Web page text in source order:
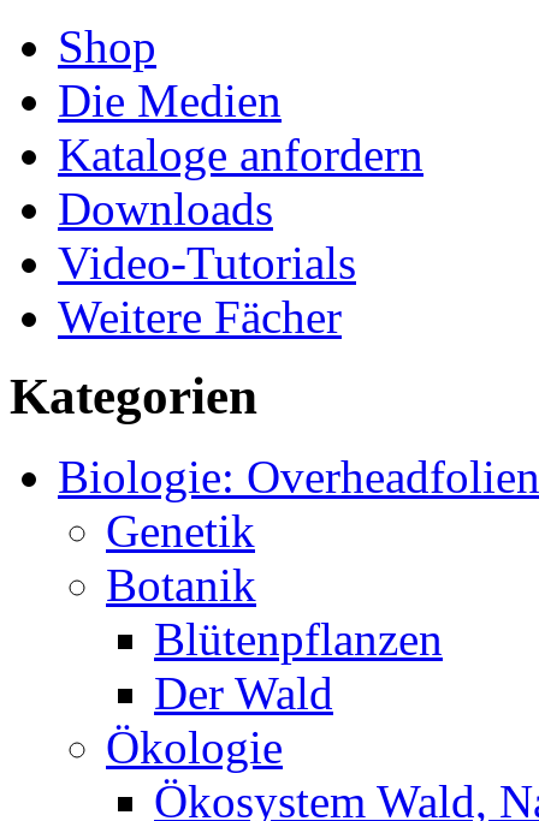
Shop
Die Medien
Kataloge anfordern
Downloads
Video-Tutorials
Weitere Fächer
Kategorien
Biologie: Overheadfolien
Genetik
Botanik
Blütenpflanzen
Der Wald
Ökologie
Ökosystem Wald,